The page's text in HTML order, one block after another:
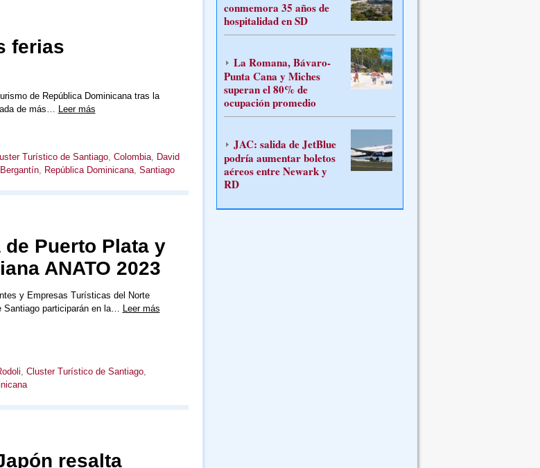
ferias
de República Dominicana tras la
de más… Leer más
Turístico de Santiago, Colombia, David
, República Dominicana, Santiago
Puerto Plata y
ANATO 2023
y Empresas Turísticas del Norte
Santiago participarán en la… Leer más
, Cluster Turístico de Santiago,
resalta
conmemora 35 años de
hospitalidad en SD
La Romana, Bávaro-
Punta Cana y Miches
superan el 80% de
ocupación promedio
JAC: salida de JetBlue
podría aumentar boletos
aéreos entre Newark y
RD